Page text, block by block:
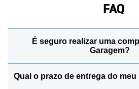
FAQ
É seguro realizar uma
Garagem?
Sim! Para manter todos os seus
Qual o prazo de entrega do